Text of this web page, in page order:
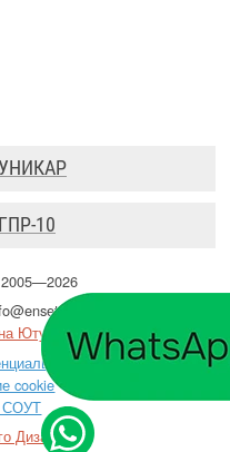
УНИКАР
ГПР-10
Ютубе
cookie
СОУТ
Дизайна